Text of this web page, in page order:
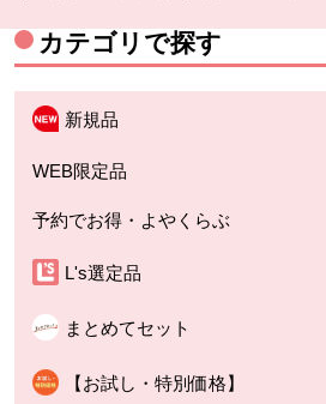
カテゴリで探す
新規品
WEB限定品
予約でお得・よやくらぶ
L's選定品
まとめてセット
【お試し・特別価格】